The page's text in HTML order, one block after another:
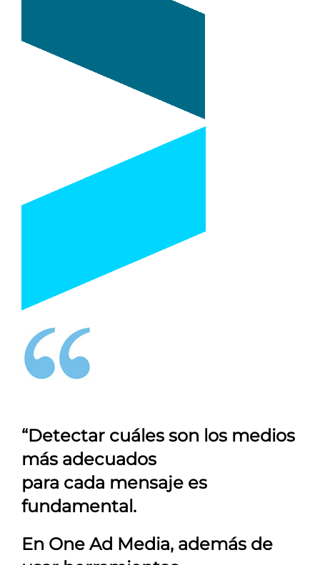
“Detectar cuáles son los medios
más adecuados
para cada mensaje es
fundamental.
En One Ad Media, además de